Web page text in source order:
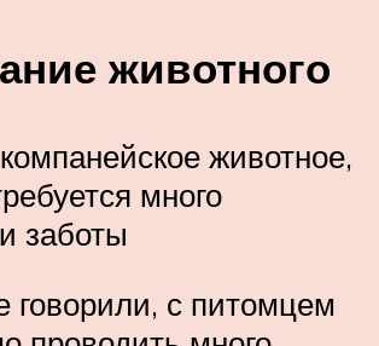
животного
животное,
много
заботы
говорили, с питомцем